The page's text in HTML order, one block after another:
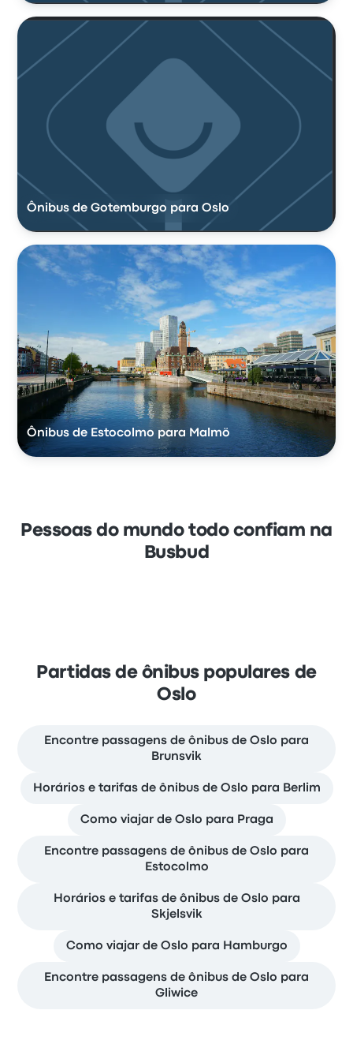
Ônibus de Gotemburgo para Oslo
Ônibus de Estocolmo para Malmö
Pessoas do mundo todo confiam na
Busbud
Partidas de ônibus populares de
Oslo
Encontre passagens de ônibus de Oslo para
Brunsvik
Horários e tarifas de ônibus de Oslo para Berlim
Como viajar de Oslo para Praga
Encontre passagens de ônibus de Oslo para
Estocolmo
Horários e tarifas de ônibus de Oslo para
Skjelsvik
Como viajar de Oslo para Hamburgo
Encontre passagens de ônibus de Oslo para
Gliwice